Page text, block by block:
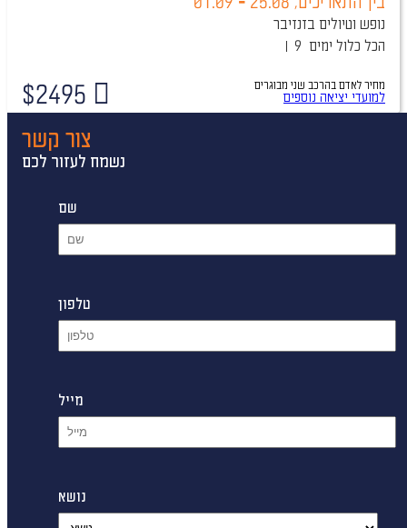
נופש וטיולים בזנזיבר
9 ימים הכל כלול
למועדי יציאה נוספים $2495 מחיר לאדם בהרכב שני מבוגרים
צור קשר
נשמח לעזור לכם
שם
טלפון
מייל
נושא